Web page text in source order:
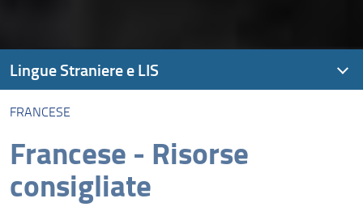
FRANCESE
Francese - Risorse
consigliate
Lingue Straniere e LIS
Percorsi formativi
Francese
Inglese